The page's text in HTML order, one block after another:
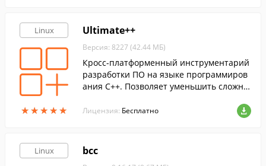
Linux
★★★★★
★★★★★
Ultimate++
Версия: 8227 (42.44 МБ)
Кросс-платформенный инструментарий
разработки ПО на языке программиров
ания C++. Позволяет уменьшить сложно
сивного использования особенностей C
Лицензия: Бесплатно
Linux bcc